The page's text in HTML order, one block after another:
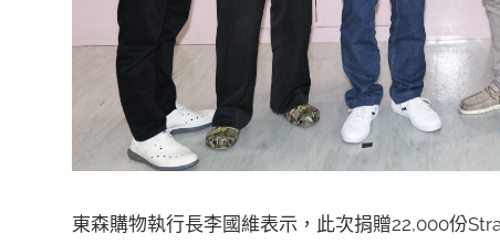
東森購物執行長李國維表示，此次捐贈22,000份